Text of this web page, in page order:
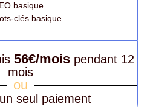
basique
clés basique
56€/mois pendant 12
mois
ou
seul paiement